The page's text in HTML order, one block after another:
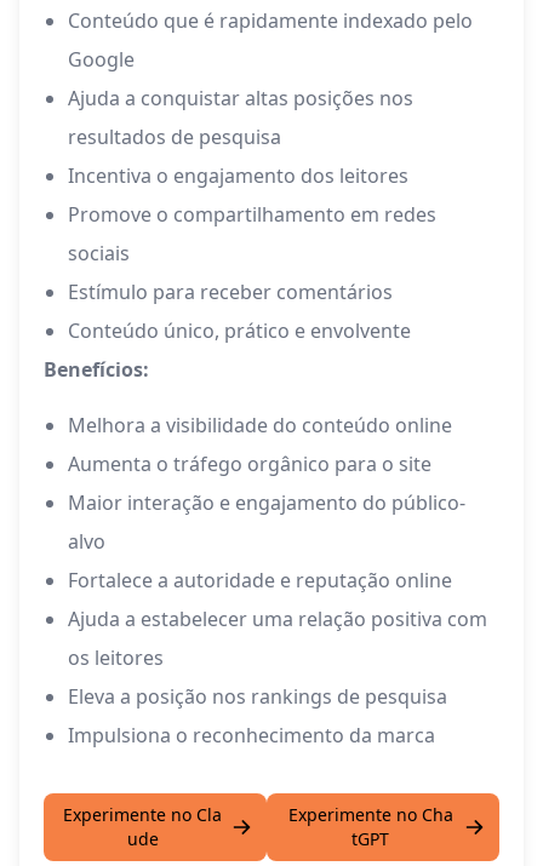
Conteúdo que é rapidamente indexado pelo
Google
Ajuda a conquistar altas posições nos
resultados de pesquisa
Incentiva o engajamento dos leitores
Promove o compartilhamento em redes
sociais
Estímulo para receber comentários
Conteúdo único, prático e envolvente
Benefícios:
Melhora a visibilidade do conteúdo online
Aumenta o tráfego orgânico para o site
Maior interação e engajamento do público-
alvo
Fortalece a autoridade e reputação online
Ajuda a estabelecer uma relação positiva com
os leitores
Eleva a posição nos rankings de pesquisa
Impulsiona o reconhecimento da marca
Experimente no Cla
ude
Experimente no Cha
tGPT